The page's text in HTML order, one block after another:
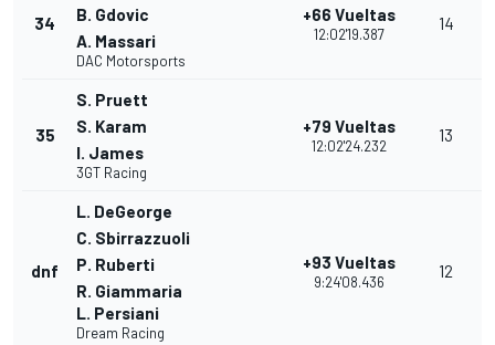
34
B. Gdovic
A. Massari
DAC Motorsports
+66 Vueltas
12:02'19.387
14
35
S. Pruett
S. Karam
I. James
3GT Racing
+79 Vueltas
12:02'24.232
13
dnf
L. DeGeorge
C. Sbirrazzuoli
P. Ruberti
R. Giammaria
L. Persiani
Dream Racing
+93 Vueltas
9:24'08.436
12